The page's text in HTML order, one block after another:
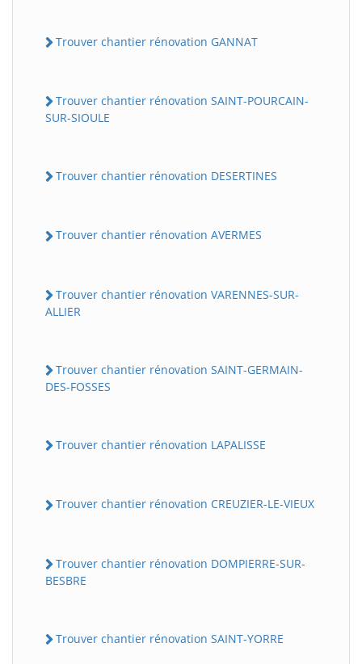
Trouver chantier rénovation GANNAT
Trouver chantier rénovation SAINT-POURCAIN-
SUR-SIOULE
Trouver chantier rénovation DESERTINES
Trouver chantier rénovation AVERMES
Trouver chantier rénovation VARENNES-SUR-
ALLIER
Trouver chantier rénovation SAINT-GERMAIN-
DES-FOSSES
Trouver chantier rénovation LAPALISSE
Trouver chantier rénovation CREUZIER-LE-VIEUX
Trouver chantier rénovation DOMPIERRE-SUR-
BESBRE
Trouver chantier rénovation SAINT-YORRE